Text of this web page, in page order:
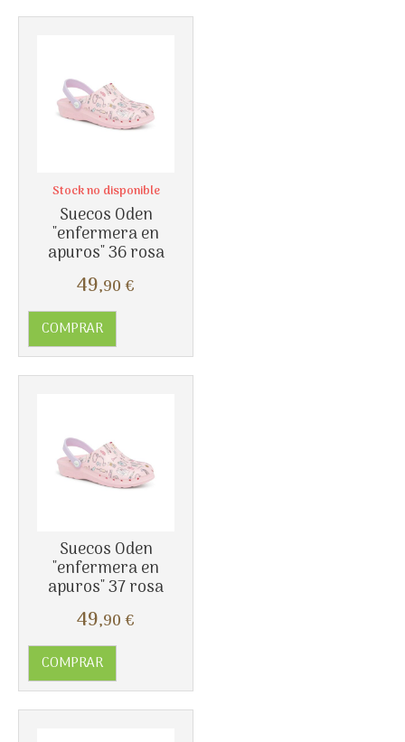
Suecos Oden
"enfermera en
apuros" 36 rosa
49,90 €
Stock no disponible
COMPRAR
Suecos Oden
"enfermera en
apuros" 37 rosa
49,90 €
COMPRAR
Más info